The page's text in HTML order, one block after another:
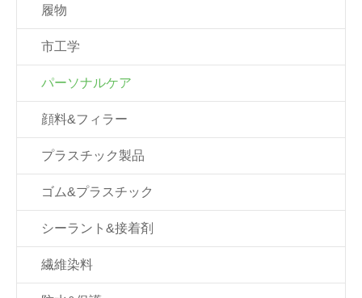
履物
市工学
パーソナルケア
顔料&フィラー
プラスチック製品
ゴム&プラスチック
シーラント&接着剤
繊維染料